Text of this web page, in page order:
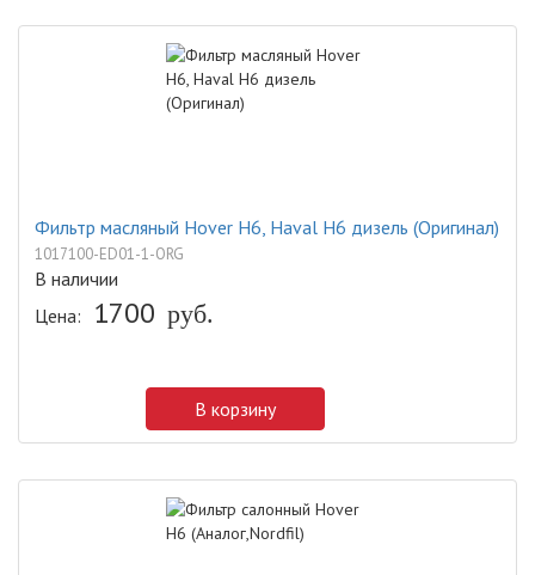
Фильтр масляный Hover H6, Haval H6 дизель (Оригинал)
1017100-ED01-1-ORG
В наличии
Цена:
1700 руб.
В корзину